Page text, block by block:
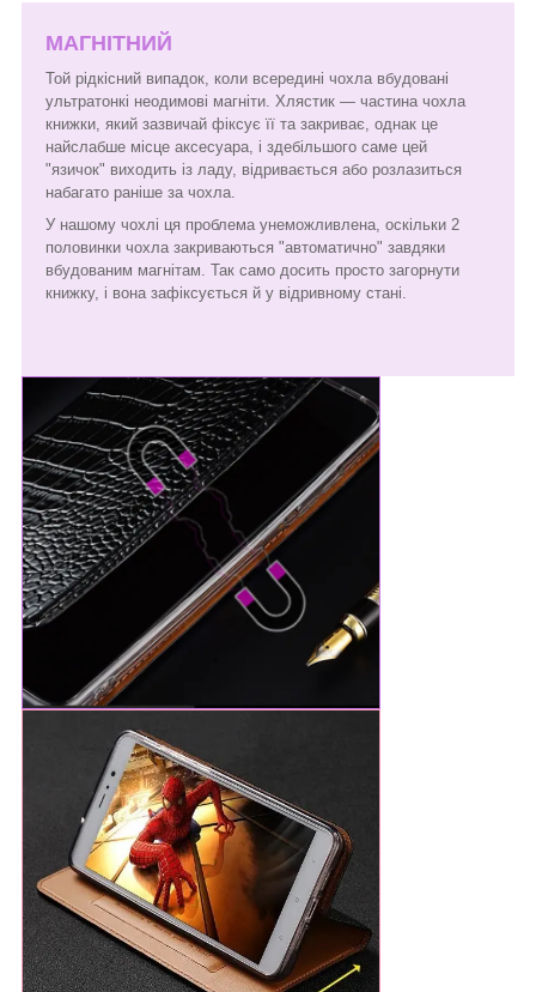
МАГНІТНИЙ
Той рідкісний випадок, коли всередині чохла вбудовані
ультратонкі неодимові магніти. Хлястик — частина чохла
книжки, який зазвичай фіксує її та закриває, однак це
найслабше місце аксесуара, і здебільшого саме цей
"язичок" виходить із ладу, відривається або розлазиться
набагато раніше за чохла.
У нашому чохлі ця проблема унеможливлена, оскільки 2
половинки чохла закриваються "автоматично" завдяки
вбудованим магнітам. Так само досить просто загорнути
книжку, і вона зафіксується й у відривному стані.